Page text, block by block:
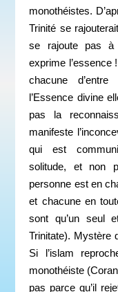
monothéistes.
Trinité se
se rajoute pas à
exprime l’essence
chacune
l’Essence divine
pas la
manifeste
qui est
solitude, et non
personne est en
et chacune en
sont qu’un seul
Trinitate). Mystère
Si l’islam
monothéiste
pas parce qu’il